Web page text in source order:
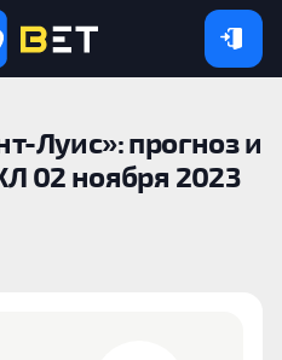
Луис»: прогноз и
02 ноября 2023